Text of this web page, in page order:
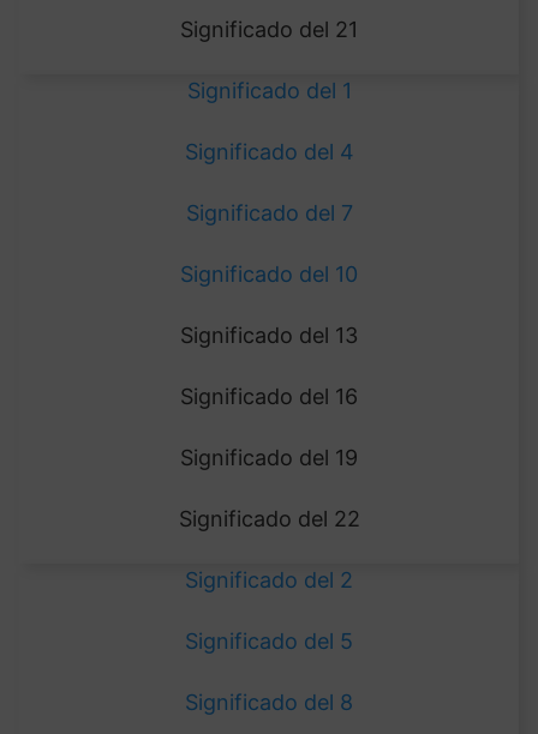
Significado del 21
Significado del 1
Significado del 4
Significado del 7
Significado del 10
Significado del 13
Significado del 16
Significado del 19
Significado del 22
Significado del 2
Significado del 5
Significado del 8